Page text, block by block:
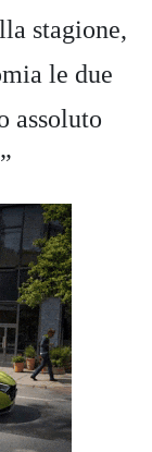
stagione,
le due
assoluto